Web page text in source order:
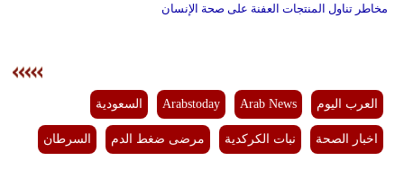
مخاطر تناول المنتجات العفنة على صحة الإنسان
العرب اليوم Arab News
Arabstoday السعودية
اخبار الصحة نبات الكركدية مرضى ضغط الدم السرطان